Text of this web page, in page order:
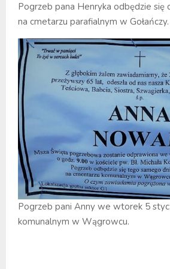
Pogrzeb pana Henryka odbędzie się
na cmetarzu parafialnym w Gołańczy.
Pogrzeb pani Anny we wtorek 5
komunalnym w Wągrowcu.